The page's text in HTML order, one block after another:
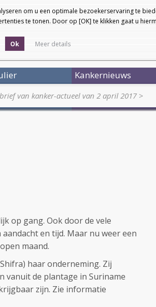
om u een optimale bezoekerservaring te
te tonen. Door op [OK] te klikken gaat u
Ok Meer details
Kankernieuws
van kanker-actueel van 2 april 2017>
op gang. Ook door de vele
en tijd. Maar nu weer een
maand.
haar onderneming. Zij
vanuit de plantage in Suriname
zijn. Zie informatie